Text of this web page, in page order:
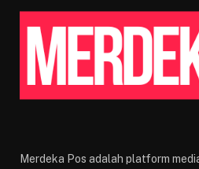
Merdeka Pos adalah platform